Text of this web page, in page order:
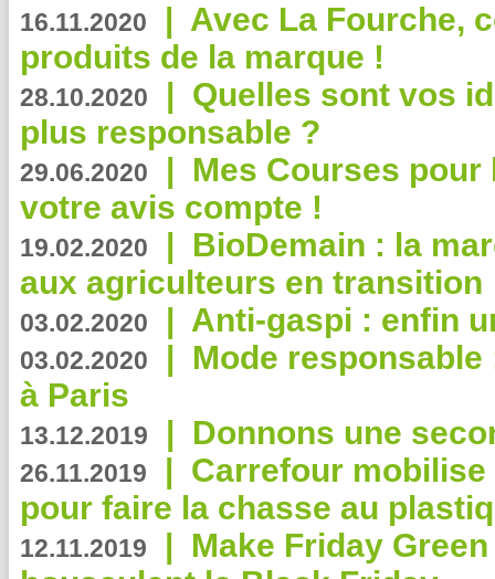
16.11.2020 | Avec La Fourche,
produits de la marque !
28.10.2020 | Quelles sont vos
plus responsable ?
29.06.2020 | Mes Courses pour
votre avis compte !
19.02.2020 | BioDemain : la
aux agriculteurs en transition
03.02.2020 | Anti-gaspi : enfin
03.02.2020 | Mode
à Paris
13.12.2019 | Donnons une
26.11.2019 | Carrefour
pour faire la chasse au
12.11.2019 | Make Friday